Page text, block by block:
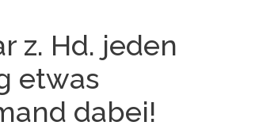
z. Hd. jeden
etwas
dabei!